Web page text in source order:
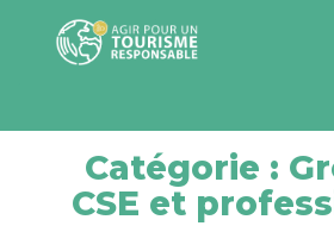
Catégorie :
CSE et